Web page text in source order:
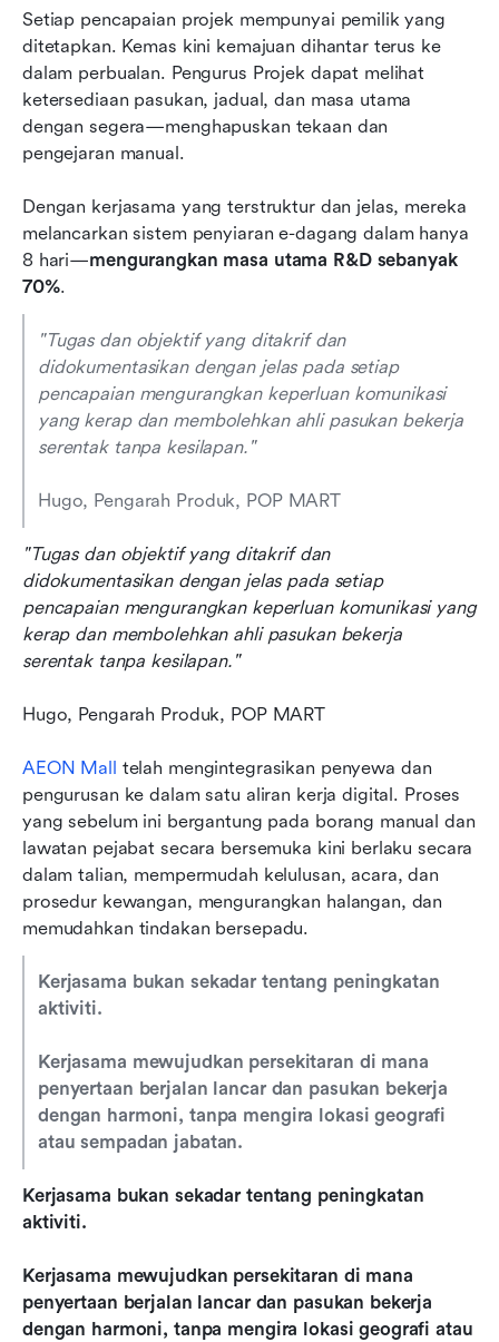
Setiap pencapaian projek mempunyai pemilik yang
ditetapkan. Kemas kini kemajuan dihantar terus ke
dalam perbualan. Pengurus Projek dapat melihat
ketersediaan pasukan, jadual, dan masa utama
dengan segera—menghapuskan tekaan dan
pengejaran manual.
Dengan kerjasama yang terstruktur dan jelas, mereka
melancarkan sistem penyiaran e-dagang dalam hanya
8 hari—mengurangkan masa utama R&D sebanyak
70%.
"Tugas dan objektif yang ditakrif dan
didokumentasikan dengan jelas pada setiap
pencapaian mengurangkan keperluan komunikasi
yang kerap dan membolehkan ahli pasukan bekerja
serentak tanpa kesilapan."
Hugo, Pengarah Produk, POP MART
"Tugas dan objektif yang ditakrif dan
didokumentasikan dengan jelas pada setiap
pencapaian mengurangkan keperluan komunikasi yang
kerap dan membolehkan ahli pasukan bekerja
serentak tanpa kesilapan."
Hugo, Pengarah Produk, POP MART
AEON Mall telah mengintegrasikan penyewa dan
pengurusan ke dalam satu aliran kerja digital. Proses
yang sebelum ini bergantung pada borang manual dan
lawatan pejabat secara bersemuka kini berlaku secara
dalam talian, mempermudah kelulusan, acara, dan
prosedur kewangan, mengurangkan halangan, dan
memudahkan tindakan bersepadu.
Kerjasama bukan sekadar tentang peningkatan
aktiviti.
Kerjasama mewujudkan persekitaran di mana
penyertaan berjalan lancar dan pasukan bekerja
dengan harmoni, tanpa mengira lokasi geografi
atau sempadan jabatan.
Kerjasama bukan sekadar tentang peningkatan
aktiviti.
Kerjasama mewujudkan persekitaran di mana
penyertaan berjalan lancar dan pasukan bekerja
dengan harmoni, tanpa mengira lokasi geografi atau